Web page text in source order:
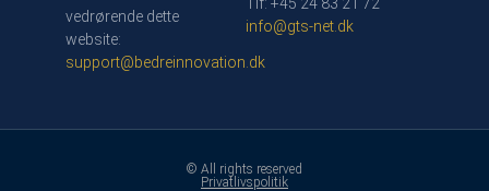
vedrørende dette
website:
support@bedreinnovation.dk
Tlf: +45 24 83 21 72
info@gts-net.dk
© All rights reserved
Privatlivspolitik